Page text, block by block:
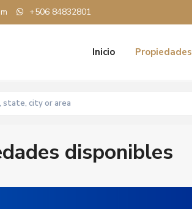
+506 84832801
Inicio Propiedades
disponibles